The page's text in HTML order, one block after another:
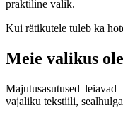
praktiline valik.
Kui rätikutele tuleb ka
Meie valikus
Majutusasutused
vajaliku tekstiili,